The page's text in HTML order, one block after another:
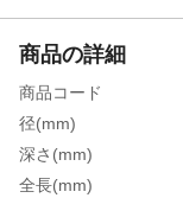
商品の詳細
商品コード
径(mm)
深さ(mm)
全長(mm)